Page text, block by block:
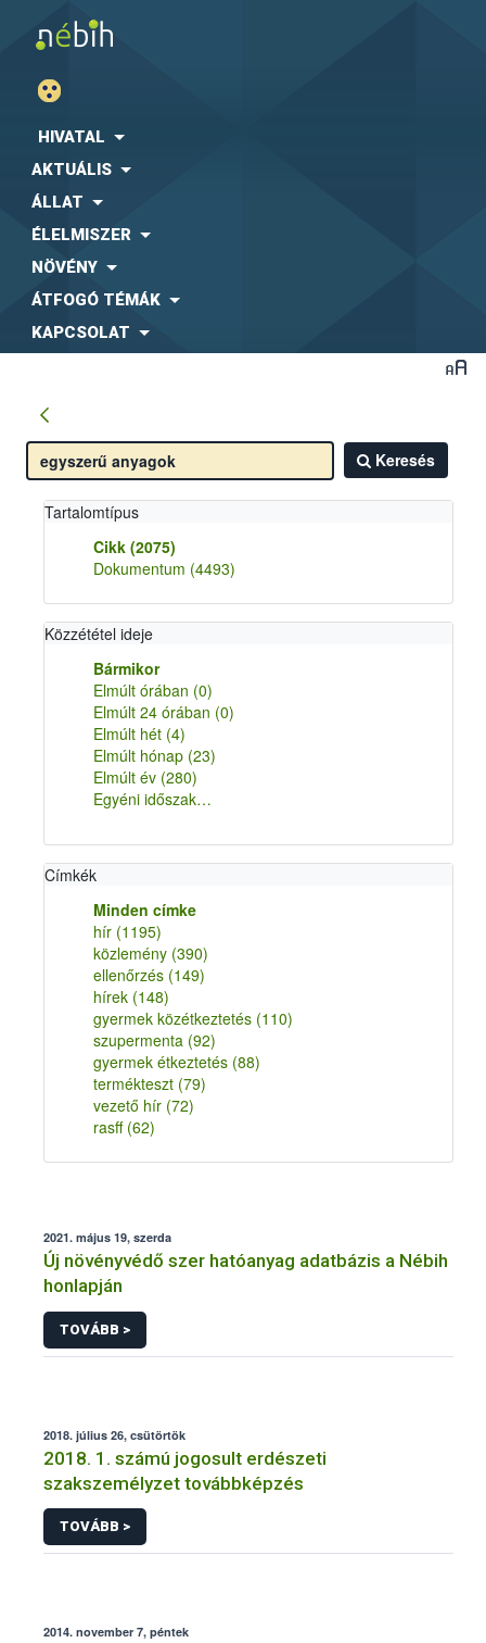
HIVATAL
AKTUÁLIS
ÁLLAT
ÉLELMISZER
NÖVÉNY
ÁTFOGÓ TÉMÁK
KAPCSOLAT
Keresés
Tartalomtípus
Cikk (2075)
Dokumentum (4493)
Közzététel ideje
Bármikor
Elmúlt órában (0)
Elmúlt 24 órában (0)
Elmúlt hét (4)
Elmúlt hónap (23)
Elmúlt év (280)
Egyéni időszak…
Címkék
Minden címke
hír (1195)
közlemény (390)
ellenőrzés (149)
hírek (148)
gyermek közétkeztetés (110)
szupermenta (92)
gyermek étkeztetés (88)
termékteszt (79)
vezető hír (72)
rasff (62)
2021. május 19, szerda
Új növényvédő szer hatóanyag adatbázis a Nébih
honlapján
TOVÁBB >
2018. július 26, csütörtök
2018. 1. számú jogosult erdészeti
szakszemélyzet továbbképzés
TOVÁBB >
2014. november 7, péntek